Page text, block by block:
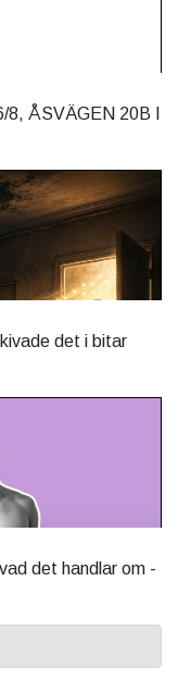
ÅSVÄGEN 20B I
det i bitar
det handlar om -